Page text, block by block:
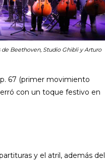
Beethoven, Studio Ghibli y Arturo
67 (primer movimiento
con un toque festivo en
y el atril, además del